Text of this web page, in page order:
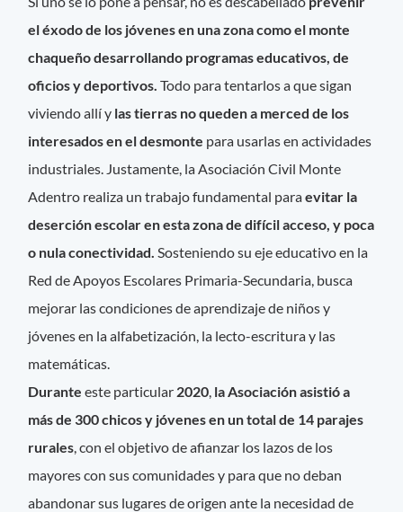
el éxodo de los jóvenes en una zona como el monte
chaqueño desarrollando programas educativos, de
oficios y deportivos.Todo para tentarlos a que sigan
viviendo allí y las tierras no queden a merced de los
interesados en el desmonte para usarlas en actividades
industriales. Justamente, la Asociación Civil Monte
Adentro realiza un trabajo fundamental paraevitar la
deserción escolar en esta zona de difícil acceso, y poca
o nula conectividad. Sosteniendo su eje educativo en la
Red de Apoyos Escolares Primaria-Secundaria, busca
mejorar las condiciones de aprendizaje de niños y
jóvenes en la alfabetización, la lecto-escritura y las
matemáticas.
Duranteeste particular 2020 la Asociación asistió a
más de 300 chicos y jóvenes en un total de 14 parajes
rurales , con el objetivo de afianzar los lazos de los
mayores con sus comunidades y para que no deban
abandonar sus lugares de origen ante la necesidad de